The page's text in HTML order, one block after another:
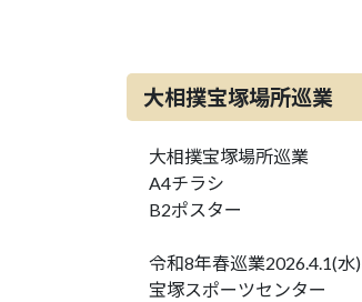
大相撲宝塚場所巡業
大相撲宝塚場所巡業
A4チラシ
B2ポスター
令和8年春巡業2026.4.1(水)
宝塚スポーツセンター